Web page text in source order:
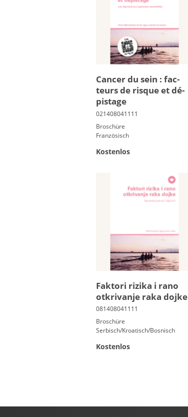
Can­cer du sein : fac­
teurs de risque et dé­
pis­tage
Broschüre
Französisch
Kostenlos
Faktori rizika i rano
otkrivanje raka dojke
Broschüre
Serbisch/Kroatisch/Bosnisch
Kostenlos